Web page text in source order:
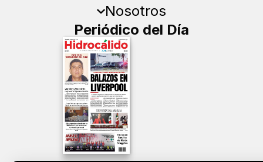
Nosotros
Periódico del Día